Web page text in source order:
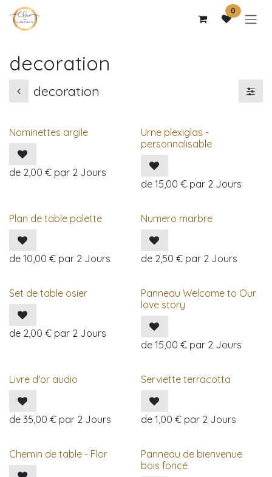
Se rendre au contenu 0
decoration
decoration
Nominettes argile
de 2,00 € par 2 Jours
Urne plexiglas -
personnalisable
de 15,00 € par 2 Jours
Plan de table palette
de 10,00 € par 2 Jours
Numero marbre
de 2,50 € par 2 Jours
Set de table osier
de 2,00 € par 2 Jours
Panneau Welcome to Our
love story
de 15,00 € par 2 Jours
Livre d'or audio
de 35,00 € par 2 Jours
Serviette terracotta
de 1,00 € par 2 Jours
Chemin de table - Flor
Panneau de bienvenue
bois foncé